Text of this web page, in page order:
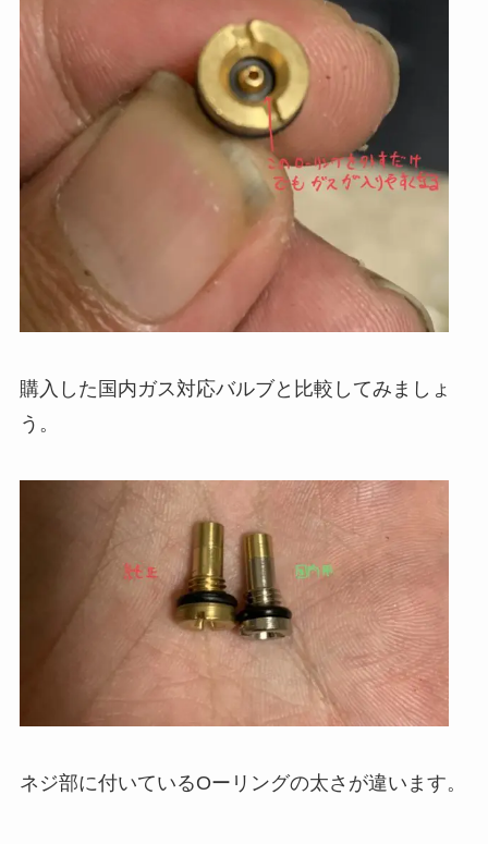
購入した国内ガス対応バルブと比較してみましょ
う。
ネジ部に付いているOーリングの太さが違います。